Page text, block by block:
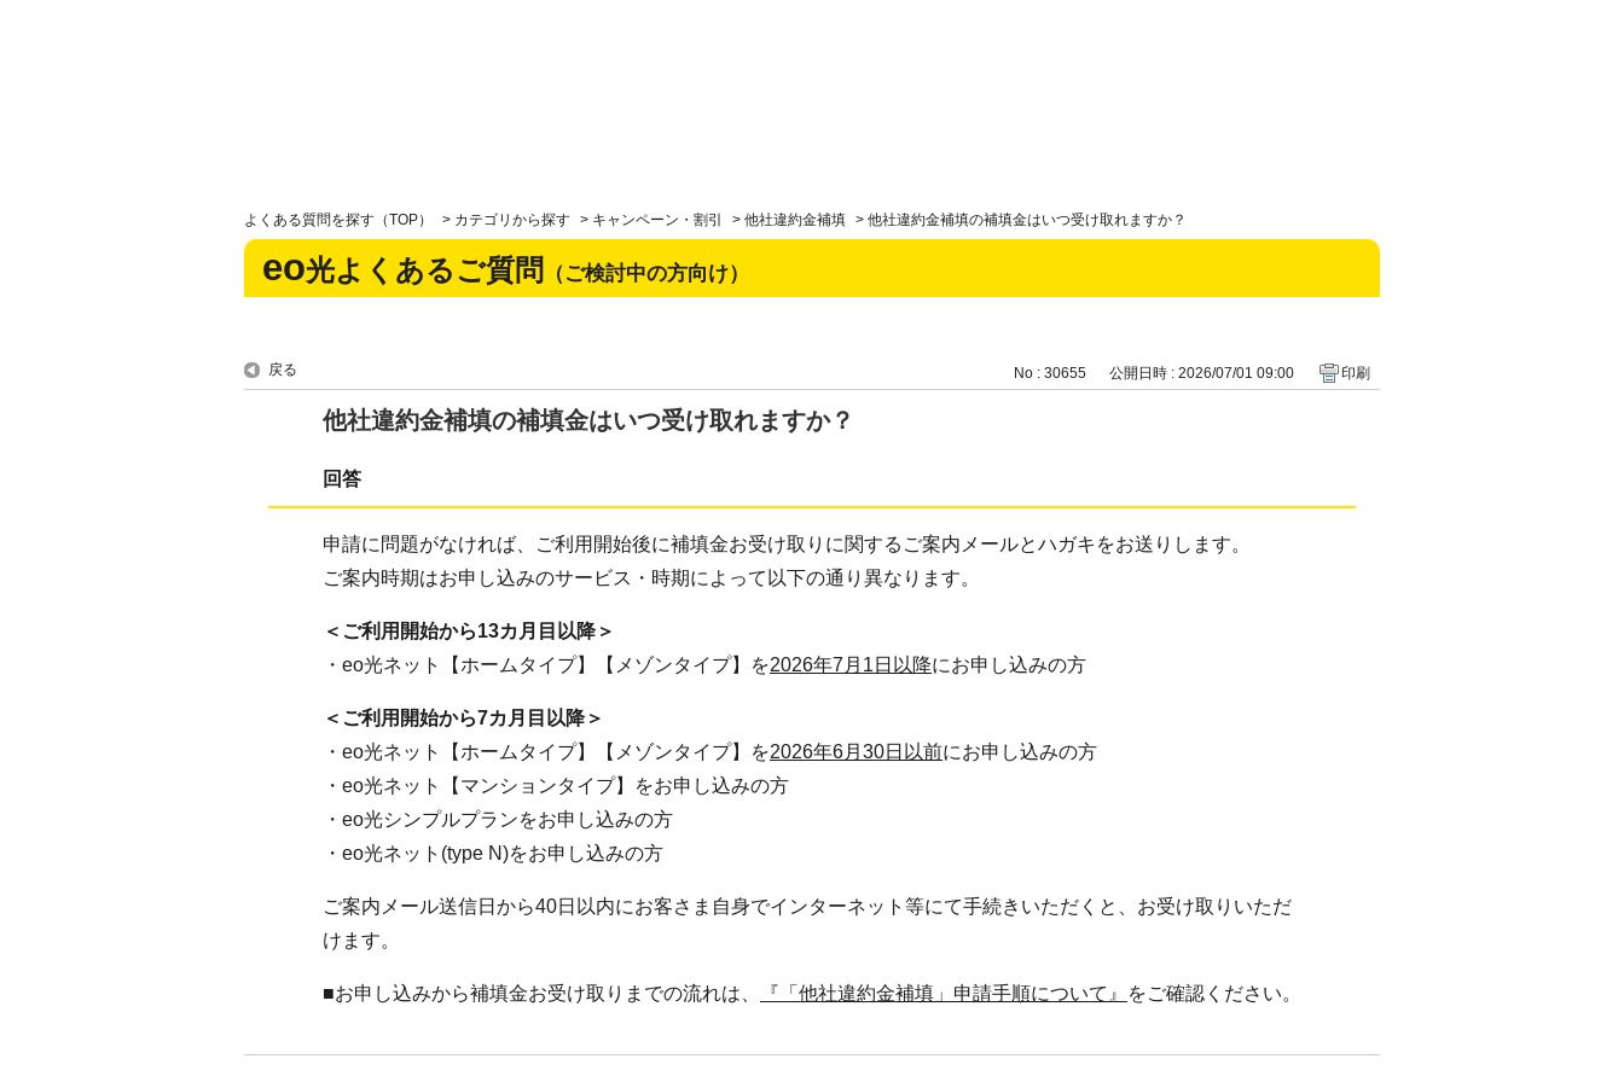
よくある質問を探す（TOP） > カテゴリから探す > キャンペーン・割引 > 他社違約金補填 > 他社違約金補填の補填金はいつ受け取れますか？
eo光よくあるご質問 （ご検討中の方向け）
戻る No : 30655 公開日時 : 2026/07/01 09:00 印刷
他社違約金補填の補填金はいつ受け取れますか？
回答
申請に問題がなければ、ご利用開始後に補填金お受け取りに関するご案内メールとハガキをお送りします。
ご案内時期はお申し込みのサービス・時期によって以下の通り異なります。
＜ご利用開始から13カ月目以降＞
・eo光ネット【ホームタイプ】【メゾンタイプ】を2026年7月1日以降にお申し込みの方
＜ご利用開始から7カ月目以降＞
・eo光ネット【ホームタイプ】【メゾンタイプ】を2026年6月30日以前にお申し込みの方
・eo光ネット【マンションタイプ】をお申し込みの方
・eo光シンプルプランをお申し込みの方
・eo光ネット(type N)をお申し込みの方
ご案内メール送信日から40日以内にお客さま自身でインターネット等にて手続きいただくと、お受け取りいただ
けます。
■お申し込みから補填金お受け取りまでの流れは、 『「他社違約金補填」申請手順について』 をご確認ください。